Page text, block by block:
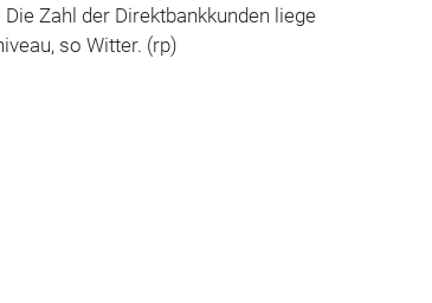
Zahl der Direktbankkunden liege
so Witter. (rp)